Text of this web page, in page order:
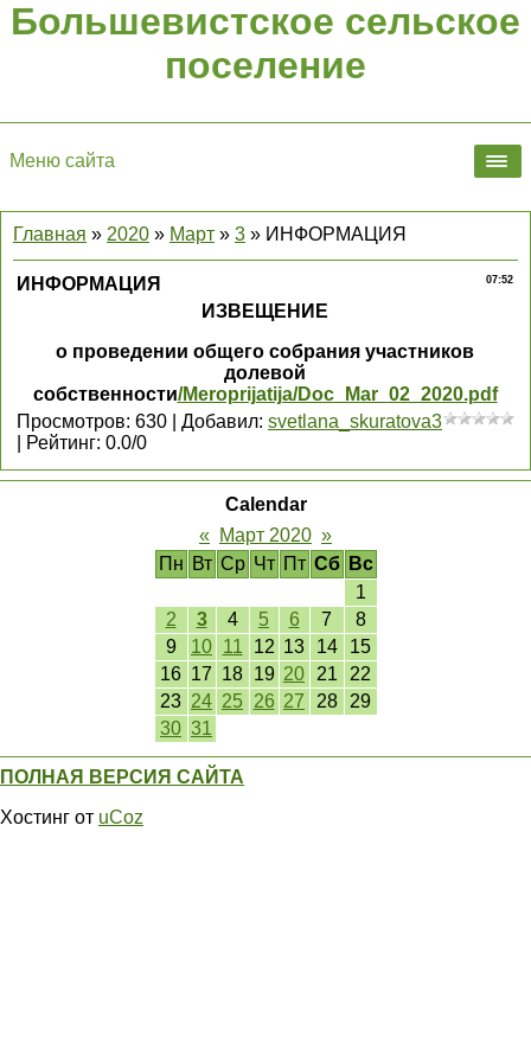
Большевистское сельское
поселение
Меню сайта
Главная » 2020 » Март » 3 » ИНФОРМАЦИЯ
07:52
ИНФОРМАЦИЯ
ИЗВЕЩЕНИЕ
о проведении общего собрания участников
долевой
собственности/Meroprijatija/Doc_Mar_02_2020.pdf
Просмотров: 630 Добавил: svetlana_skuratova3
Рейтинг: 0.0/0
Calendar
« Март 2020 »
Пн Вт Ср Чт Пт Сб
Вс
1
2
3 4 5 6 7
8
9
10 11 12 13 14
15
16 17 18 19 20 21
22
23 24 25 26 27 28
29
30 31
ПОЛНАЯ ВЕРСИЯ САЙТА
Хостинг от uCoz